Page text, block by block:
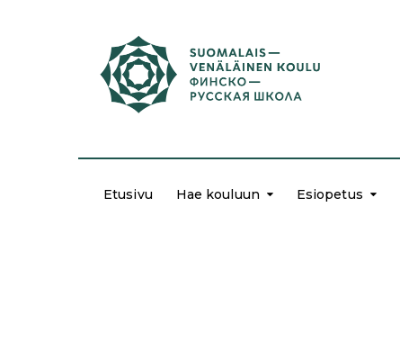
Etusivu Hae kouluun Esiopetus